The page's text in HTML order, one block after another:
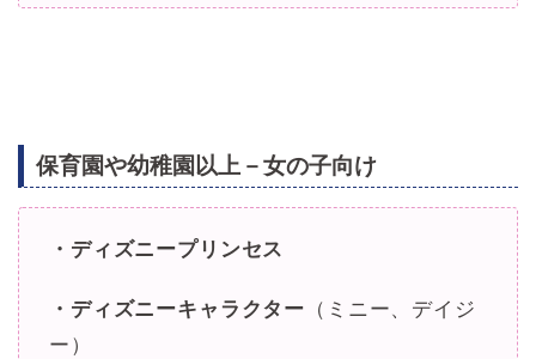
保育園や幼稚園以上－女の子向け
・ディズニープリンセス
・ディズニーキャラクター （ミニー、デイジ
ー）